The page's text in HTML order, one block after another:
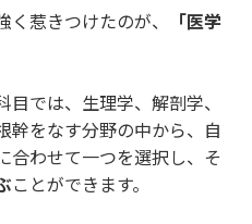
惹きつけたのが、
「医学
では、生理学、解剖学、
幹をなす分野の中から、自
合わせて一つを選択し、そ
ことができます。